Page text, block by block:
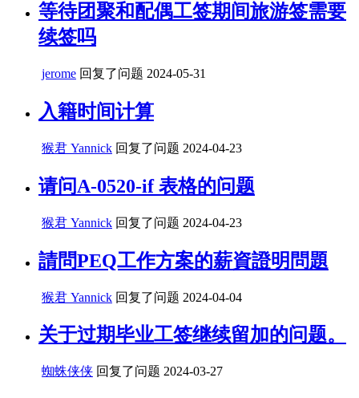
等待团聚和配偶工签期间旅游签需要
续签吗
jerome 回复了问题 2024-05-31
入籍时间计算
猴君 Yannick 回复了问题 2024-04-23
请问A-0520-if 表格的问题
猴君 Yannick 回复了问题 2024-04-23
請問PEQ工作方案的薪資證明問題
猴君 Yannick 回复了问题 2024-04-04
关于过期毕业工签继续留加的问题。
蜘蛛侠侠 回复了问题 2024-03-27